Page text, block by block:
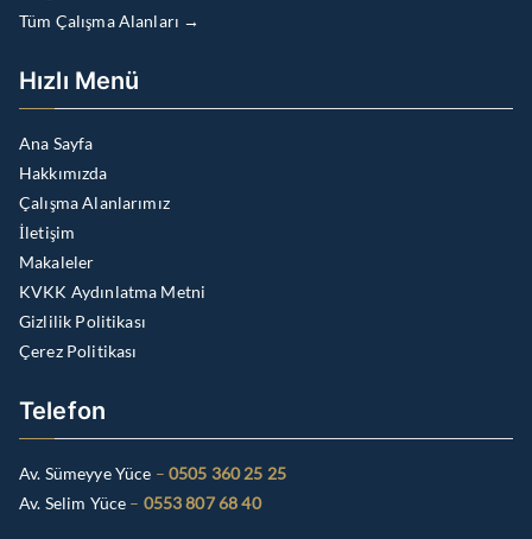
Tüm Çalışma Alanları →
Hızlı Menü
Ana Sayfa
Hakkımızda
Çalışma Alanlarımız
İletişim
Makaleler
KVKK Aydınlatma Metni
Gizlilik Politikası
Çerez Politikası
Telefon
Av. Sümeyye Yüce – 0505 360 25 25
Av. Selim Yüce – 0553 807 68 40